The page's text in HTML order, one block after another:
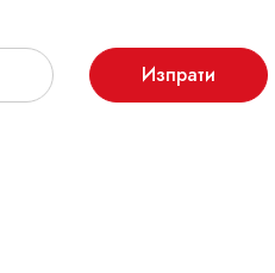
Изпрати